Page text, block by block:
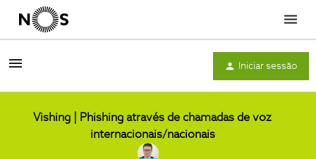
Menu
Iniciar sessão
Vishing | Phishing através de chamadas de voz
internacionais/nacionais